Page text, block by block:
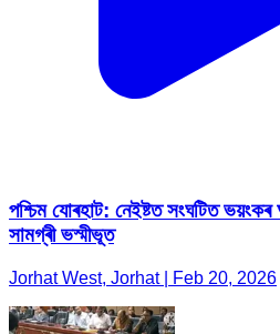
পশ্চিম যোৰহাট: নেইষ্টত সংঘটিত
সামগ্ৰী ভস্মীভূত
Jorhat West, Jorhat | Feb 20, 2026